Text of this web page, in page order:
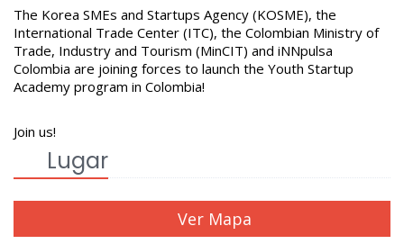
The Korea SMEs and Startups Agency (KOSME), the
International Trade Center (ITC), the Colombian Ministry of
Trade, Industry and Tourism (MinCIT) and iNNpulsa
Colombia are joining forces to launch the Youth Startup
Academy program in Colombia!
Join us!
Lugar
Ver Mapa